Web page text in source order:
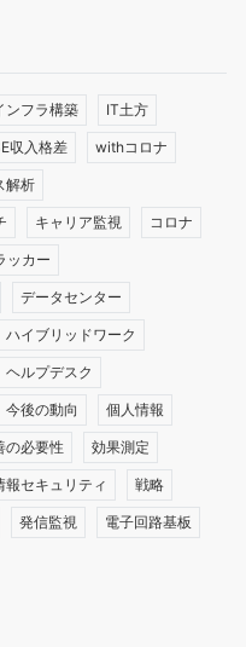
ンフラ構築 IT土方
収入格差 withコロナ
解析
キャリア監視 コロナ
ッカー
データセンター
ハイブリッドワーク
ヘルプデスク
今後の動向 個人情報
の必要性 効果測定
報セキュリティ 戦略
発信監視 電子回路基板